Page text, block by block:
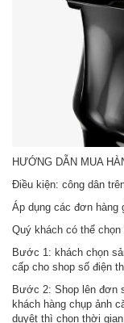
HƯỚNG DẪN MUA
Điều kiện: công dân
Áp dụng các đơn hàng
Quý khách có thể chọn
Bước 1: khách chọn
cấp cho shop số điện
Bước 2: Shop lên đơn
khách hàng chụp ảnh
duyệt thì chọn thời